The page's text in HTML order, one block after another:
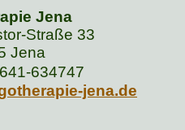
Jena
Straße 33
Jena
634747
jena.de